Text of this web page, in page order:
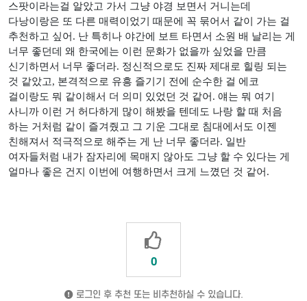
스팟이라는걸 알았고 가서 그냥 야경 보면서 거니는데
다낭이랑은 또 다른 매력이었기 때문에 꼭 묶어서 같이 가는 걸
추천하고 싶어 . 난 특히나 야간에 보트 타면서 소원 배 날리는 게
너무 좋던데 왜 한국에는 이런 문화가 없을까 싶었을 만큼
신기하면서 너무 좋더라. 정신적으로도 진짜 제대로 힐링 되는
것 같았고, 본격적으로 유흥 즐기기 전에 순수한 걸 에코
걸이랑도 뭐 같이해서 더 의미 있었던 것 같어 . 얘는 뭐 여기
사니까 이런 거 허다하게 많이 해봤을 텐데도 나랑 할 때 처음
하는 거처럼 같이 즐겨줬고 그 기운 그대로 침대에서도 이젠
친해져서 적극적으로 해주는 게 난 너무 좋더라. 일반
여자들처럼 내가 잠자리에 목매지 않아도 그냥 할 수 있다는 게
얼마나 좋은 건지 이번에 여행하면서 크게 느꼈던 것 같어 .
0
로그인 후 추천 또는 비추천하실 수 있습니다.